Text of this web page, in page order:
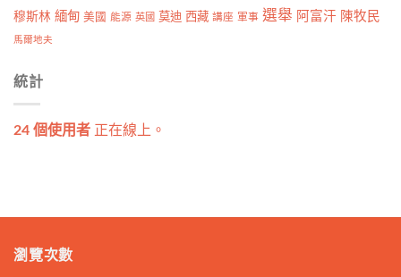
穆斯林 緬甸 美國 能源 英國 莫迪 西藏 講座 軍事 選舉 阿富汗 陳牧民
馬爾地夫
統計
24 個使用者 正在線上。
瀏覽次數